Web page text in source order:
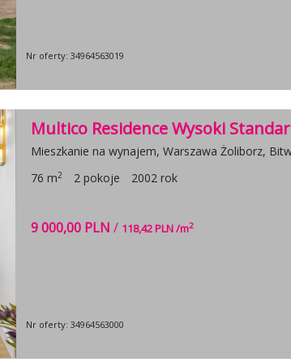
Nr oferty: 34964563019
Multico Residence Wysoki
Mieszkanie na wynajem, Warszawa Żoliborz,
76 m2 2 pokoje 2002 rok
9 000,00 PLN / 118,42 PLN /m2
Nr oferty: 34964563000